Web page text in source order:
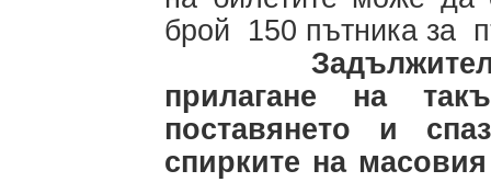
брой 150 пътника
прилагане на
поставянето и
спирките на